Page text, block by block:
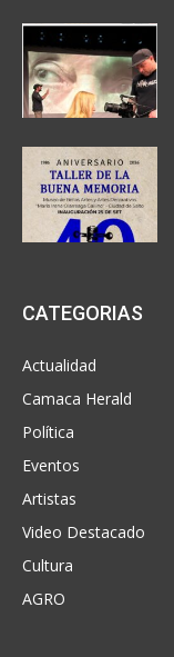
CATEGORIAS
Actualidad
Camaca Herald
Política
Eventos
Artistas
Video Destacado
Cultura
AGRO